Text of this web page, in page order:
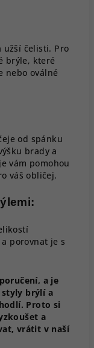
užší čelisti. Pro
brýle, které
nebo oválné
od spánku
brady a
vám pomohou
váš obličej.
porovnat je s
a je
styly brýlí a
Proto si
a
vrátit v naší